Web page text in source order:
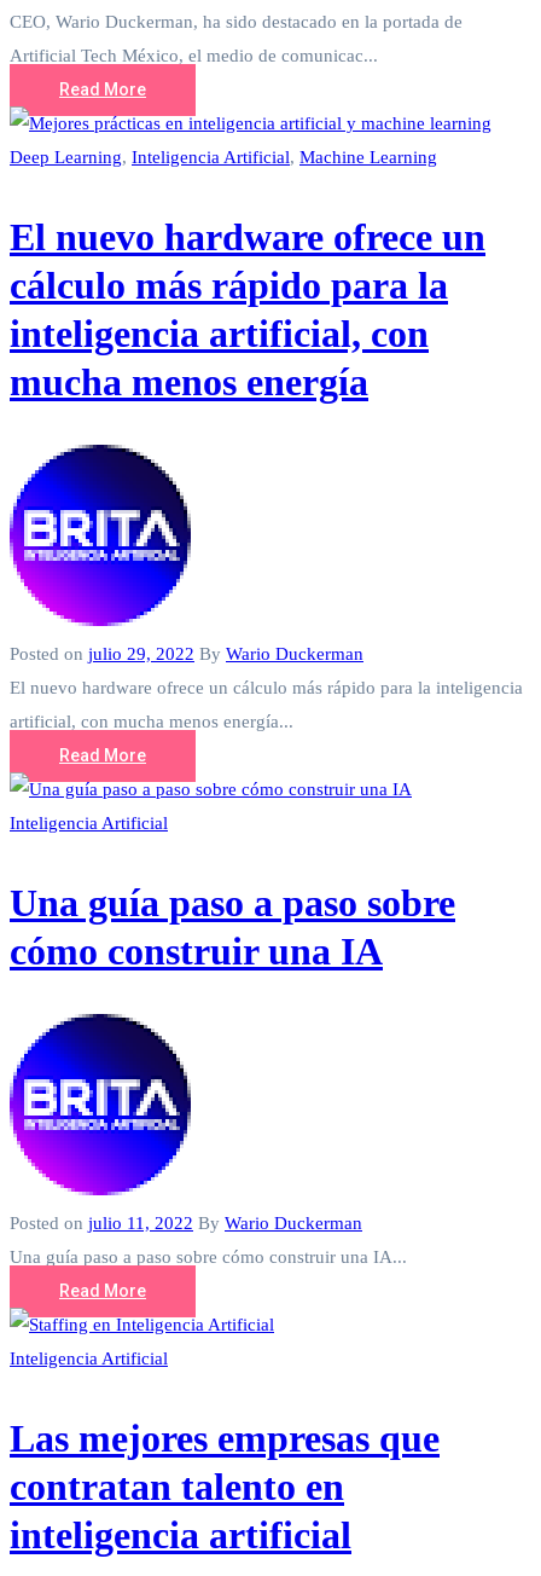
CEO, Wario Duckerman, ha sido destacado en la portada de
Artificial Tech México, el medio de comunicac...
Read More
Deep Learning, Inteligencia Artificial, Machine Learning
El nuevo hardware ofrece un
cálculo más rápido para la
inteligencia artificial, con
mucha menos energía
Posted on julio 29, 2022 By Wario Duckerman
El nuevo hardware ofrece un cálculo más rápido para la inteligencia
artificial, con mucha menos energía...
Read More
Inteligencia Artificial
Una guía paso a paso sobre
cómo construir una IA
Posted on julio 11, 2022 By Wario Duckerman
Una guía paso a paso sobre cómo construir una IA...
Read More
Inteligencia Artificial
Las mejores empresas que
contratan talento en
inteligencia artificial